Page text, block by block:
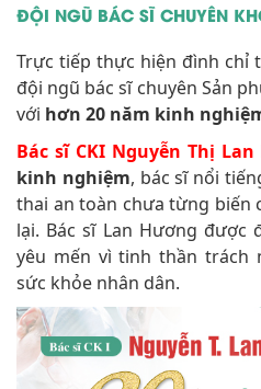
ĐỘI NGŨ BÁC SĨ CHUYÊN
Trực tiếp thực hiện đình chỉ
đội ngũ bác sĩ chuyên Sản
với hơn 20 năm kinh
Bác sĩ CKI Nguyễn Thị
kinh nghiệm, bác sĩ nổi
thai an toàn chưa từng biến
lại. Bác sĩ Lan Hương được
yêu mến vì tinh thần trách
sức khỏe nhân dân.